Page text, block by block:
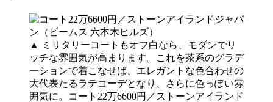
▲ ミリタリーコートもオフ白なら、モダンでリ
ッチな雰囲気が高まります。これを茶系のグラデ
ーションで着こなせば、エレガントな色合わせの
大代表たるラテコーデとなり、さらに色っぽい雰
囲気に。コート22万6600円／ストーンアイランド